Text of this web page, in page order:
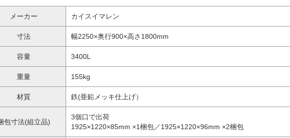
メーカー カイスイマレン
寸法 幅2250×奥行900×高さ1800mm
容量 3400L
重量 155kg
材質 鉄(亜鉛メッキ仕上げ）
包寸法(組立品)
3個口で出荷
1925×1220×85mm ×1梱包／1925×1220×96mm ×2梱包